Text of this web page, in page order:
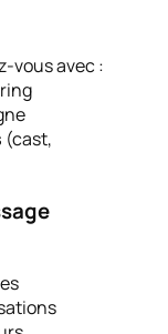
vous avec :
(cast,